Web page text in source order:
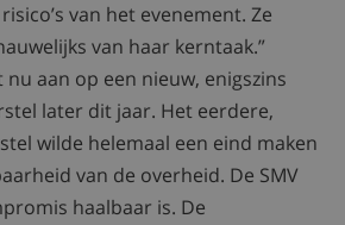
van het evenement. Ze
van haar kerntaak.”
aan op een nieuw, enigszins
later dit jaar. Het eerdere,
wilde helemaal een eind maken
van de overheid. De SMV
haalbaar is. De